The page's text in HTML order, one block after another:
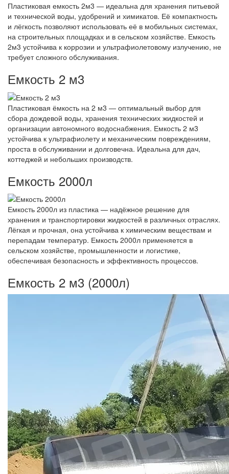
Пластиковая емкость 2м3 — идеальна для хранения питьевой
и технической воды, удобрений и химикатов. Её компактность
и лёгкость позволяют использовать её в мобильных системах,
на строительных площадках и в сельском хозяйстве. Емкость
2м3 устойчива к коррозии и ультрафиолетовому излучению, не
требует сложного обслуживания.
Емкость 2 м3
Пластиковая ёмкость на 2 м3 — оптимальный выбор для
сбора дождевой воды, хранения технических жидкостей и
организации автономного водоснабжения. Емкость 2 м3
устойчива к ультрафиолету и механическим повреждениям,
проста в обслуживании и долговечна. Идеальна для дач,
коттеджей и небольших производств.
Емкость 2000л
Емкость 2000л из пластика — надёжное решение для
хранения и транспортировки жидкостей в различных отраслях.
Лёгкая и прочная, она устойчива к химическим веществам и
перепадам температур. Емкость 2000л применяется в
сельском хозяйстве, промышленности и логистике,
обеспечивая безопасность и эффективность процессов.
Емкость 2 м3 (2000л)